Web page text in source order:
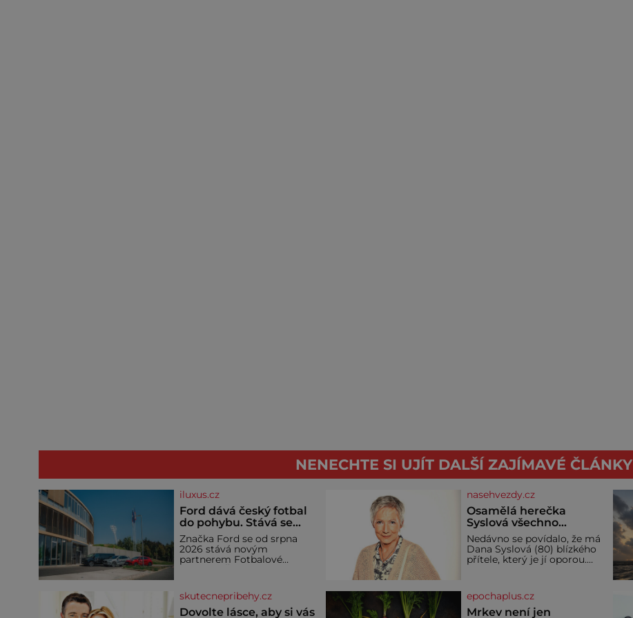
NENECHTE SI UJÍT DALŠÍ ZAJÍMAVÉ ČLÁNKY
iluxus.cz
Ford dává český fotbal
do pohybu. Stává se
novým partnerem
FAČR
Značka Ford se od srpna
2026 stává novým
partnerem Fotbalové
zajistí mobilitu asociace,
reprezentačních týmů i
českého fotbalu v
nasehvezdy.cz
Osamělá herečka
Syslová všechno
vzdala?
Nedávno se povídalo, že má
Dana Syslová (80) blízkého
přítele, který je jí oporou.
čím dál častěji mluví o
svém odchodu. Dohnala ji
snad samota? Půs
skutecnepribehy.cz
Dovolte lásce, aby si vás
epochaplus.cz
Mrkev není jen